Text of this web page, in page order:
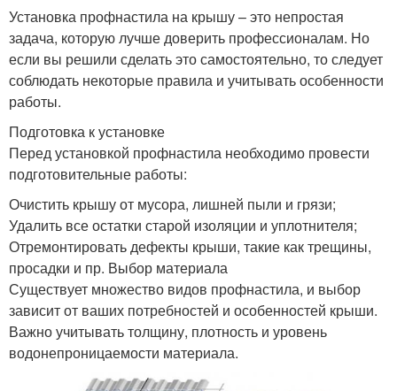
Установка профнастила на крышу – это непростая
задача, которую лучше доверить профессионалам. Но
если вы решили сделать это самостоятельно, то следует
соблюдать некоторые правила и учитывать особенности
работы.
Подготовка к установке
Перед установкой профнастила необходимо провести
подготовительные работы:
Очистить крышу от мусора, лишней пыли и грязи;
Удалить все остатки старой изоляции и уплотнителя;
Отремонтировать дефекты крыши, такие как трещины,
просадки и пр. Выбор материала
Существует множество видов профнастила, и выбор
зависит от ваших потребностей и особенностей крыши.
Важно учитывать толщину, плотность и уровень
водонепроницаемости материала.